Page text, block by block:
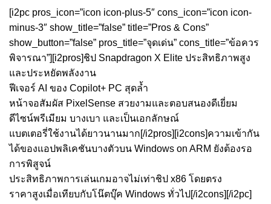
[i2pc pros_icon=”icon icon-plus-5″ cons_icon=”icon icon-
minus-3″ show_title=”false” title=”Pros & Cons”
show_button=”false” pros_title=”จุดเด่น” cons_title=”ข้อควร
พิจารณา”][i2pros]ชิป Snapdragon X Elite ประสิทธิภาพสูง
และประหยัดพลังงาน
ฟีเจอร์ AI ของ Copilot+ PC สุดล้ำ
หน้าจอสัมผัส PixelSense สวยงามและตอบสนองดีเยี่ยม
ดีไซน์พรีเมียม บางเบา และเป็นเอกลักษณ์
แบตเตอรี่ใช้งานได้ยาวนานมาก[/i2pros][i2cons]ความเข้ากัน
ได้ของแอปพลิเคชันบางตัวบน Windows on ARM ยังต้องรอ
การพิสูจน์
ประสิทธิภาพการเล่นเกมอาจไม่เท่าชิป x86 โดยตรง
ราคาสูงเมื่อเทียบกับโน๊ตบุ๊ค Windows ทั่วไป[/i2cons][/i2pc]